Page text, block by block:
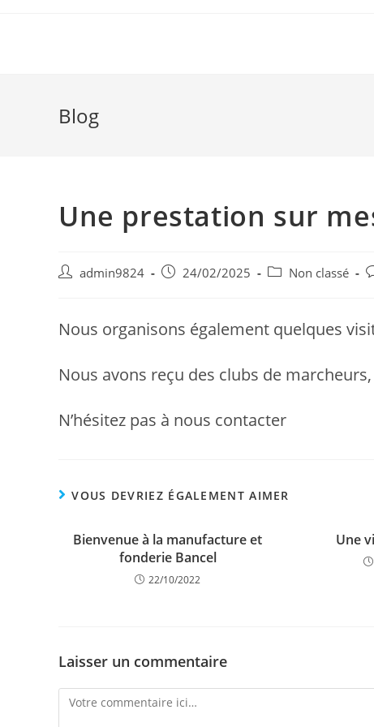
Blog
Une prestation sur
Auteur/autrice
publication :
admin9824
Post 24/02/2025
Post Non classé
Nous organisons également quelques
Nous avons reçu des clubs de
N’hésitez pas à nous contacter
VOUS DEVRIEZ ÉGALEMENT AIMER
Bienvenue à la manufacture et
fonderie Bancel
22/10/2022
Une
Laisser un commentaire
Comment